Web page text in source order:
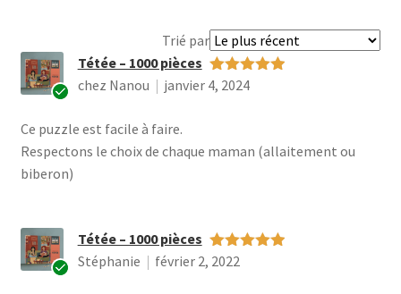
Trié parTrier
les
avis
he
te
vér
Note5
Tétée – 1000 pièces
chez Nanou
janvier 4, 2024
Ce puzzle est facile à faire.
Respectons le choix de chaque maman (allaitement ou
biberon)
Note
Tétée – 1000 pièces
Stéphanie
février 2, 2022